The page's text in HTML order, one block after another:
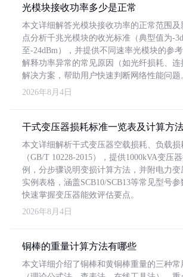
光模块接收功率多少是正常
本文详细解答光模块接收功率的正常范围
点分析千兆光模块的收光标准（典型值为-
至-24dBm），并提供不同速率光模块的参
解释功率异常的常见原因（如光纤损耗、连
解决方案，帮助用户快速判断网络性能问题
2026年8月4日
干式变压器损耗标准一览表及计算方
本文详细解析干式变压器空载损耗、负载
（GB/T 10228-2015），提供1000kVA变压
例，分步骤说明变损计算方法，并附电力
实例表格，涵盖SCB10/SCB13等常见型号
快速掌握变压器能效评估要点。
2026年8月4日
铜棒的重量计算方法有哪些
本文详细介绍了铜棒和黄铜棒重量的三种常